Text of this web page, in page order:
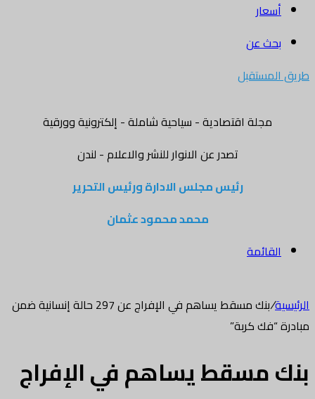
أسعار
بحث عن
طريق المستقبل
مجلة اقتصادية - سياحية شاملة - إلكترونية وورقية
تصدر عن الانوار للنشر والاعلام - لندن
رئيس مجلس الادارة ورئيس التحرير
محمد محمود عثمان
القائمة
الرئيسية/
بنك مسقط يساهم في الإفراج عن 297 حالة إنسانية ضمن
مبادرة “فك كربة”
بنك مسقط يساهم في الإفراج